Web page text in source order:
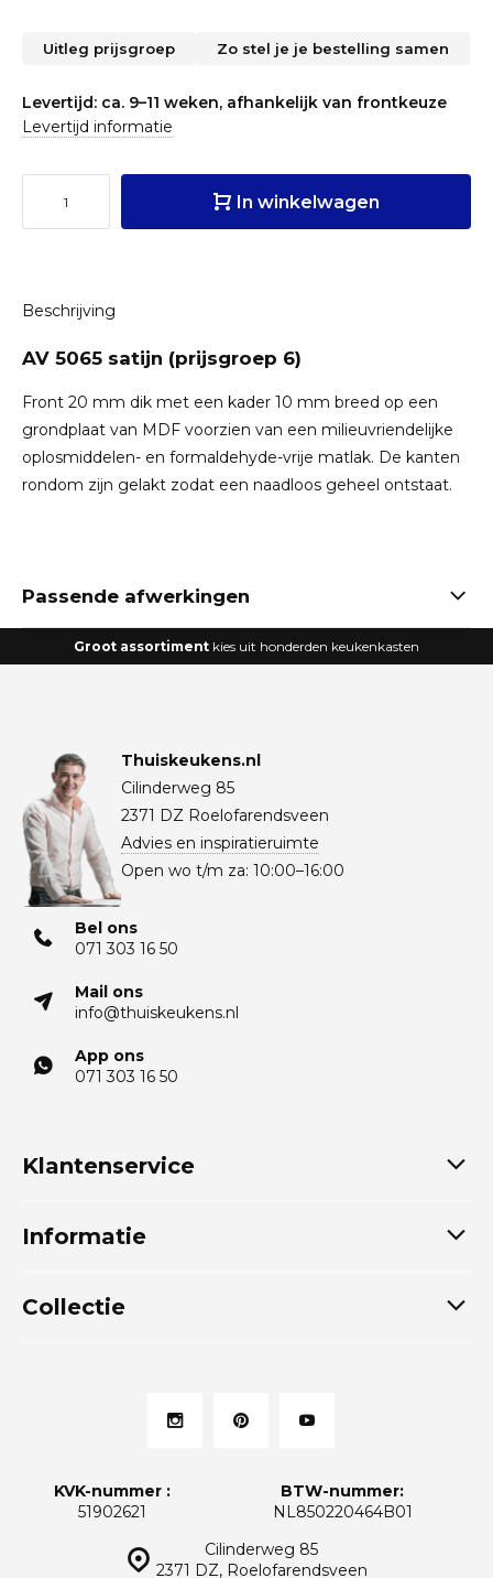
Uitleg prijsgroep Zo stel je je bestelling samen
Levertijd: ca. 9–11 weken, afhankelijk van frontkeuze
Levertijd informatie
In winkelwagen
Beschrijving
AV 5065 satijn (prijsgroep 6)
Front 20 mm dik met een kader 10 mm breed op een
grondplaat van MDF voorzien van een milieuvriendelijke
oplosmiddelen- en formaldehyde-vrije matlak. De kanten
rondom zijn gelakt zodat een naadloos geheel ontstaat.
Passende afwerkingen
Groot assortiment kies uit honderden keukenkasten
Thuiskeukens.nl
Cilinderweg 85
2371 DZ Roelofarendsveen
Advies en inspiratieruimte
Open wo t/m za: 10:00–16:00
Bel ons
071 303 16 50
Mail ons
info@thuiskeukens.nl
App ons
071 303 16 50
Klantenservice
Informatie
Collectie
Cilinderweg 85
2371 DZ, Roelofarendsveen
KVK-nummer :
51902621
BTW-nummer:
NL850220464B01